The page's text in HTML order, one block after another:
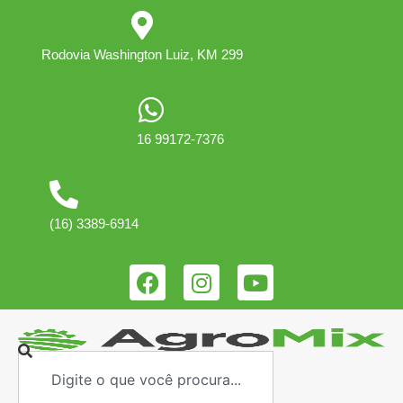
Rodovia Washington Luiz, KM 299
16 99172-7376
(16) 3389-6914